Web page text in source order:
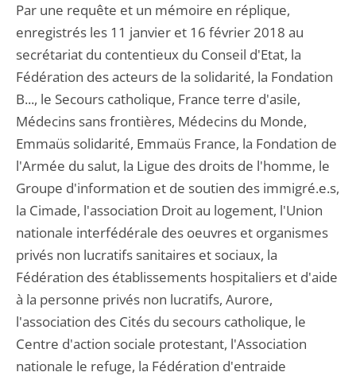
Par une requête et un mémoire en réplique,
enregistrés les 11 janvier et 16 février 2018 au
secrétariat du contentieux du Conseil d'Etat, la
Fédération des acteurs de la solidarité, la Fondation
B..., le Secours catholique, France terre d'asile,
Médecins sans frontières, Médecins du Monde,
Emmaüs solidarité, Emmaüs France, la Fondation de
l'Armée du salut, la Ligue des droits de l'homme, le
Groupe d'information et de soutien des immigré.e.s,
la Cimade, l'association Droit au logement, l'Union
nationale interfédérale des oeuvres et organismes
privés non lucratifs sanitaires et sociaux, la
Fédération des établissements hospitaliers et d'aide
à la personne privés non lucratifs, Aurore,
l'association des Cités du secours catholique, le
Centre d'action sociale protestant, l'Association
nationale le refuge, la Fédération d'entraide